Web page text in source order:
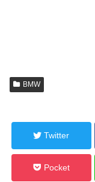
BMW
Twitter
Pocket